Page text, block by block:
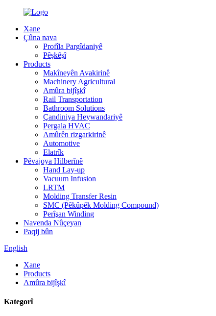
Xane
Çûna nava
Profîla Pargîdaniyê
Pêşkêşî
Products
Makîneyên Avakirinê
Machinery Agricultural
Amûra bijîşkî
Rail Transportation
Bathroom Solutions
Çandiniya Heywandariyê
Pergala HVAC
Amûrên rizgarkirinê
Automotive
Elatrîk
Pêvajoya Hilberînê
Hand Lay-up
Vacuum Infusion
LRTM
Molding Transfer Resin
SMC (Pêkûpêk Molding Compound)
Perîşan Winding
Navenda Nûçeyan
Paqij bûn
English
Xane
Products
Amûra bijîşkî
Kategorî